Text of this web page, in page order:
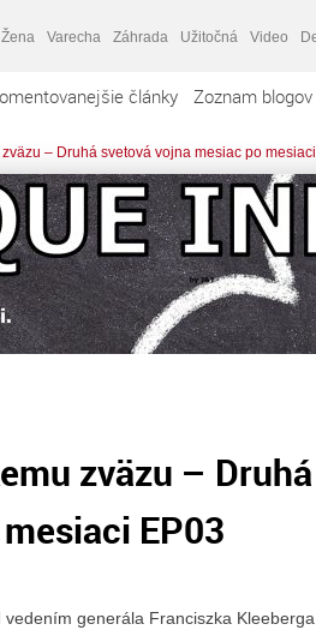
Žena Varecha Záhrada Užitočná Video
články Zoznam blogov
– Druhá svetová vojna mesiac po
zväzu – Druhá
EP03
generála Franciszka Kleeberga